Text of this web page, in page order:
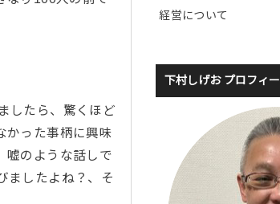
したら、驚くほど
かった事柄に興味
嘘のような話しで
ましたよね？、そ
経営について
下村しげお プロフィ